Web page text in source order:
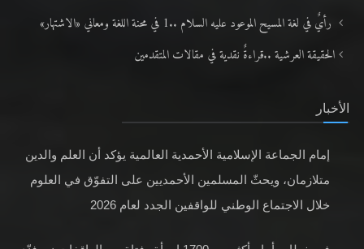
الحقيقة العرشية ..قراءةٌ نقدية في مقالات المتقدمين
إمام الجماعة الإسلامية الأحمدية العالمية يؤكد أن العلم والدين
متلازمان، ويحثّ المسلمين الأحمديين على التفوّق في العلوم
في خطابٍ أمام أكثر من 1700 امرأة وفتاة من الواقفات نو، فنّد
إمام الجماعة الإسلامية الأحمدية العالمية ادعاءات الدول الغربية